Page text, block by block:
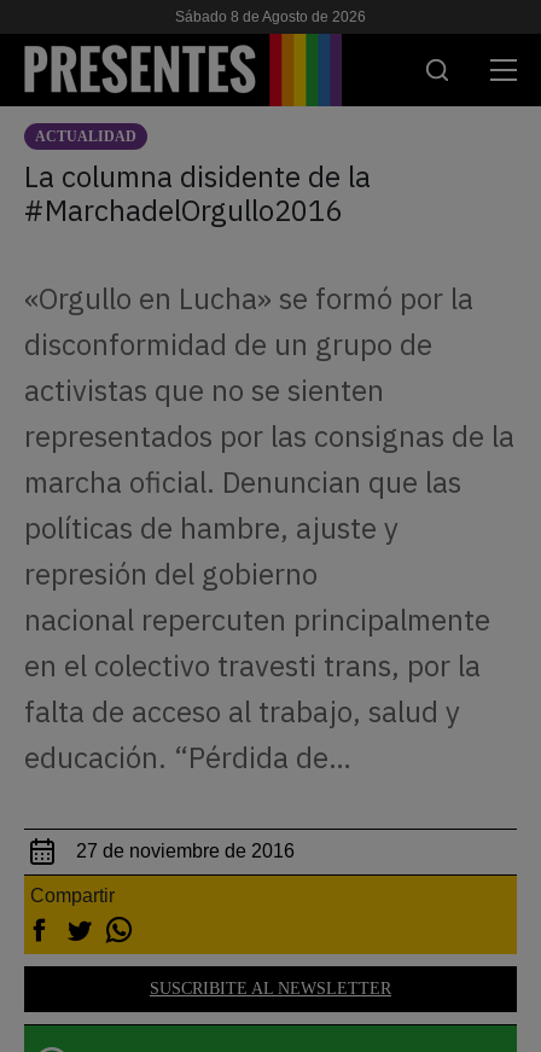
Sábado 8 de Agosto de 2026
ACTUALIDAD
INVESTIGACIONES
ESCUELA
APOYANOS
ES EN
ACTUALIDAD
La columna disidente de la
#MarchadelOrgullo2016
«Orgullo en Lucha» se formó por la
disconformidad de un grupo de
activistas que no se sienten
representados por las consignas de la
marcha oficial. Denuncian que las
políticas de hambre, ajuste y
represión del gobierno
nacional repercuten principalmente
en el colectivo travesti trans, por la
falta de acceso al trabajo, salud y
educación. “Pérdida de…
27 de noviembre de 2016
Compartir
SUSCRIBITE AL NEWSLETTER